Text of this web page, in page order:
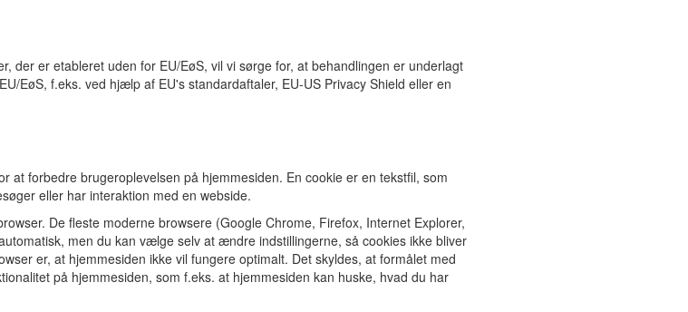
der er etableret uden for EU/EøS, vil vi sørge for, at behandlingen er underlagt
EøS, f.eks. ved hjælp af EU's standardaftaler, EU-US Privacy Shield eller en
at forbedre brugeroplevelsen på hjemmesiden. En cookie er en tekstfil, som
eller har interaktion med en webside.
De fleste moderne browsere (Google Chrome, Firefox, Internet Explorer,
men du kan vælge selv at ændre indstillingerne, så cookies ikke bliver
er, at hjemmesiden ikke vil fungere optimalt. Det skyldes, at formålet med
på hjemmesiden, som f.eks. at hjemmesiden kan huske, hvad du har